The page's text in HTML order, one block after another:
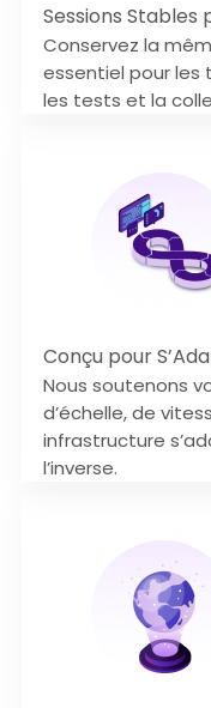
Sessions Stables
Conservez la
essentiel pour les
les tests et la
Conçu pour
Nous soutenons
d’échelle, de
infrastructure
l’inverse.